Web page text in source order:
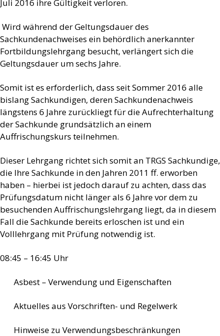
Juli 2016 ihre Gültigkeit verloren.
Wird während der Geltungsdauer des
Sachkundenachweises ein behördlich anerkannter
Fortbildungslehrgang besucht, verlängert sich die
Geltungsdauer um sechs Jahre.
Somit ist es erforderlich, dass seit Sommer 2016 alle
bislang Sachkundigen, deren Sachkundenachweis
längstens 6 Jahre zurückliegt für die Aufrechterhaltung
der Sachkunde grundsätzlich an einem
Auffrischungskurs teilnehmen.
Dieser Lehrgang richtet sich somit an TRGS Sachkundige,
die Ihre Sachkunde in den Jahren 2011 ff. erworben
haben – hierbei ist jedoch darauf zu achten, dass das
Prüfungsdatum nicht länger als 6 Jahre vor dem zu
besuchenden Auffrischungslehrgang liegt, da in diesem
Fall die Sachkunde bereits erloschen ist und ein
Volllehrgang mit Prüfung notwendig ist.
08:45 – 16:45 Uhr
Asbest – Verwendung und Eigenschaften
Aktuelles aus Vorschriften- und Regelwerk
Hinweise zu Verwendungsbeschränkungen